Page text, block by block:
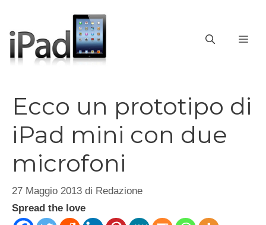
contenuto
Ecco un prototipo di
iPad mini con due
microfoni
27 Maggio 2013 di Redazione
Spread the love